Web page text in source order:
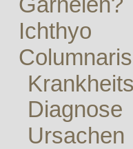
Ichthyo
Columnaris
Diagnose
Ursachen